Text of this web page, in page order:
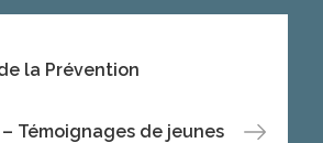
la Prévention
– Témoignages de jeunes